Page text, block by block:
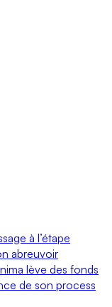
à l’étape
abreuvoir
lève des fonds
de son process